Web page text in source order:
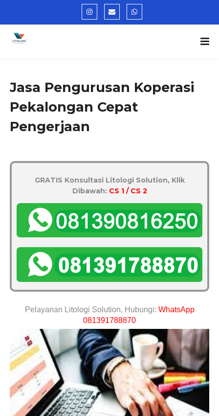
Jasa Pengurusan Koperasi
Pekalongan Cepat
Pengerjaan
GRATIS Konsultasi Litologi Solution, Klik
Dibawah: CS 1 / CS 2
Pelayanan Litologi Solution, Hubungi: WhatsApp
081391788870